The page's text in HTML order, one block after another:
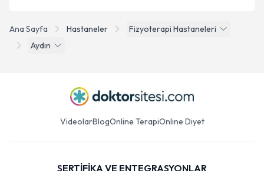
Ana Sayfa Hastaneler
Fizyoterapi Hastaneleri
Aydın
VideolarBlogOnline TerapiOnline Diyet
SERTİFİKA VE ENTEGRASYONLAR